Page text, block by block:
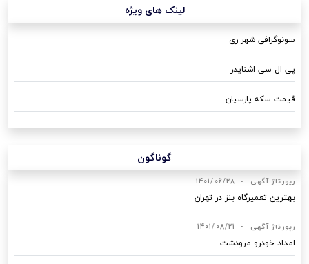
لینک های ویژه
سونوگرافی شهر ری
پی ال سی اشنایدر
قیمت سکه پارسیان
گوناگون
رپورتاژ آگهی •
1401/06/28
بهترین تعمیرگاه بنز در تهران
رپورتاژ آگهی •
1401/08/21
امداد خودرو مرودشت